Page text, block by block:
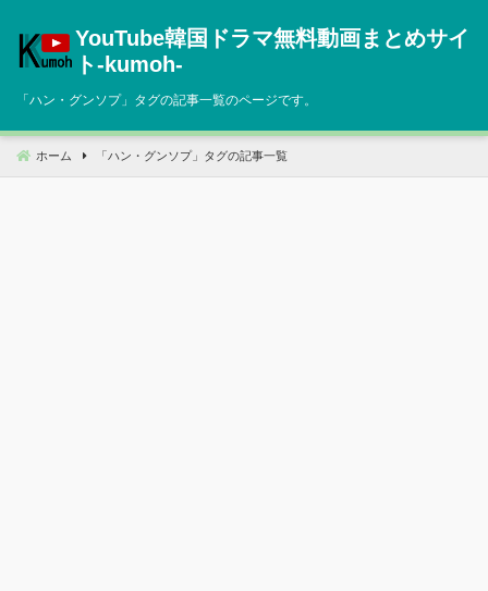
へ
動
YouTube韓国ドラマ無料動画まとめサイ
ト‐kumoh‐
「ハン・グンソプ」タグの記事一覧のページです。
ホーム 「 ハン・グンソプ 」タグの記事一覧